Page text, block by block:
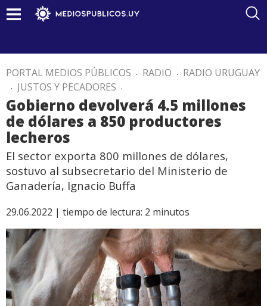
PORTAL MEDIOS PÚBLICOS . RADIO . RADIO URUGUAY
. JUSTOS Y PECADORES .
Gobierno devolverá 4.5 millones
de dólares a 850 productores
lecheros
El sector exporta 800 millones de dólares,
sostuvo al subsecretario del Ministerio de
Ganadería, Ignacio Buffa
29.06.2022 | tiempo de lectura: 2 minutos